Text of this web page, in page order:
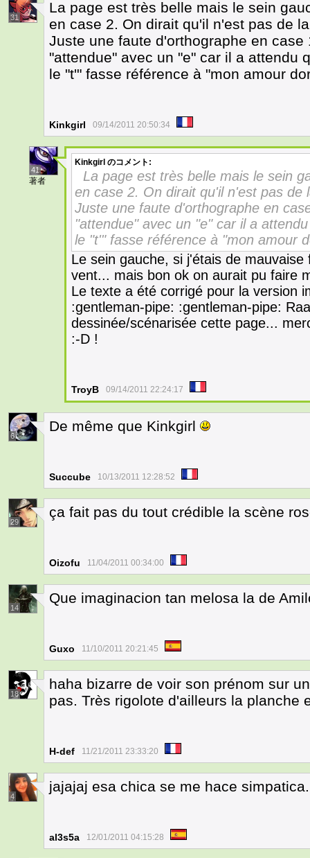
31
La page est très belle mais le sein
en case 2. On dirait qu'il n'est pas de
Juste une faute d'orthographe en
"attendue" avec un "e" car il a attendu
le "t'" fasse référence à "mon amour
Kinkgirl 09/14/2011 20:50:34
41
著者
Kinkgirl のコメント:
La page est très belle mais le sein
en case 2. On dirait qu'il n'est pas de
Juste une faute d'orthographe en
"attendue" avec un "e" car il a
le "t'" fasse référence à "mon amour
Le sein gauche, si j'étais de
vent... mais bon ok on aurait pu faire
Le texte a été corrigé pour la version
:gentleman-pipe: :gentleman-pipe:
dessinée/scénarisée cette page...
:-D !
TroyB 09/14/2011 22:24:17
6
De même que Kinkgirl
Succube 10/13/2011 12:28:52
29
ça fait pas du tout crédible la scène
Oizofu 11/04/2011 00:34:00
14
Que imaginacion tan melosa la de
Guxo 11/10/2011 20:21:45
18
haha bizarre de voir son prénom sur
pas. Très rigolote d'ailleurs la planche
H-def 11/21/2011 23:33:20
4
jajajaj esa chica se me hace simpatica.
al3s5a 12/01/2011 04:15:28